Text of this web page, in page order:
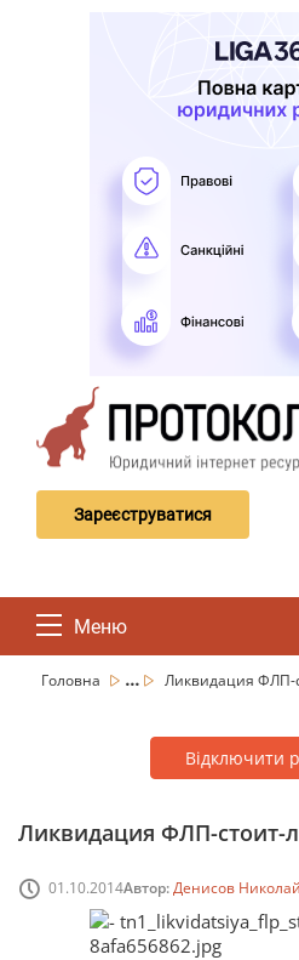
Зареєструватися
Меню
Головна ... Ликвидация ФЛП-
Відключити
Ликвидация ФЛП-стоит-
01.10.2014Автор:Денисов Николай